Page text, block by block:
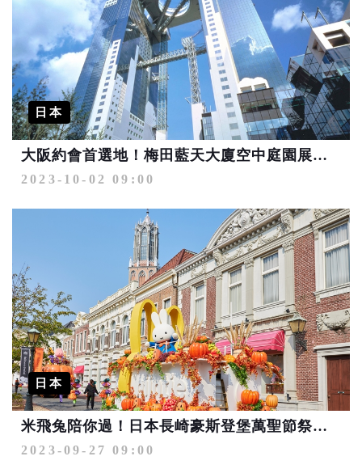
日本
大阪約會首選地！梅田藍天大廈空中庭園展望台夢幻心型鎖
2023-10-02 09:00
日本
米飛兔陪你過！日本長崎豪斯登堡萬聖節祭典盛大登場
2023-09-27 09:00